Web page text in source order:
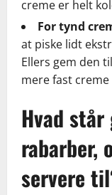
creme er helt
For tynd
at piske lidt
Ellers gem den
mere fast
Hvad står
rabarber,
servere